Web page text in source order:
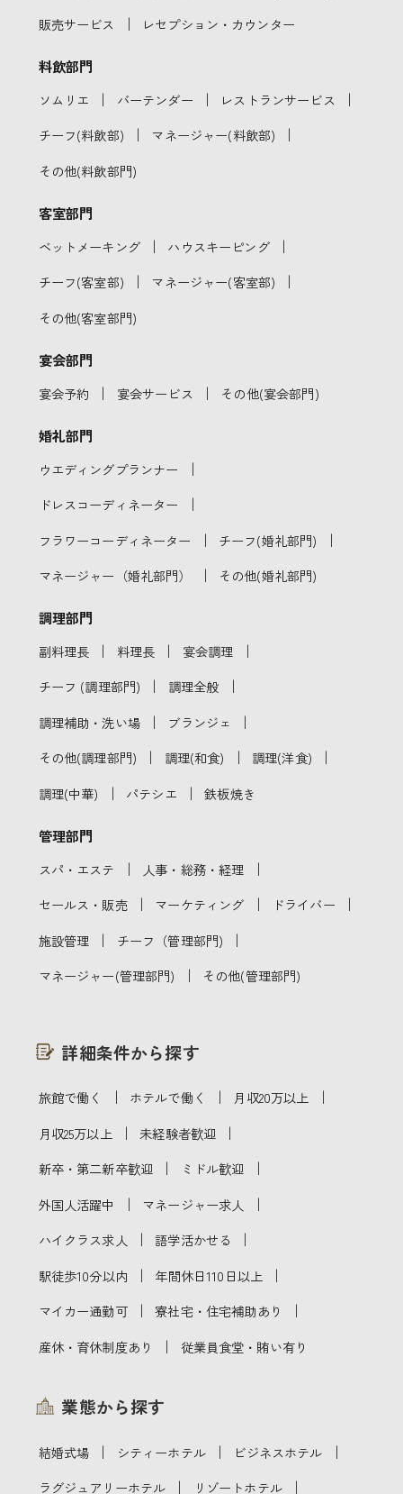
販売サービス ｜ レセプション・カウンター
料飲部門
ソムリエ ｜ バーテンダー ｜ レストランサービス ｜
チーフ(料飲部) ｜ マネージャー(料飲部) ｜
その他(料飲部門)
客室部門
ベットメーキング ｜ ハウスキーピング ｜
チーフ(客室部) ｜ マネージャー(客室部) ｜
その他(客室部門)
宴会部門
宴会予約 ｜ 宴会サービス ｜ その他(宴会部門)
婚礼部門
ウエディングプランナー ｜
ドレスコーディネーター ｜
フラワーコーディネーター ｜ チーフ(婚礼部門) ｜
マネージャー（婚礼部門） ｜ その他(婚礼部門)
調理部門
副料理長 ｜ 料理長 ｜ 宴会調理 ｜
チーフ (調理部門) ｜ 調理全般 ｜
調理補助・洗い場 ｜ ブランジェ ｜
その他(調理部門) ｜ 調理(和食) ｜ 調理(洋食) ｜
調理(中華) ｜ パテシエ ｜ 鉄板焼き
管理部門
スパ・エステ ｜ 人事・総務・経理 ｜
セールス・販売 ｜ マーケティング ｜ ドライバー ｜
施設管理 ｜ チーフ（管理部門) ｜
マネージャー(管理部門) ｜ その他(管理部門)
詳細条件から探す
旅館で働く ｜ ホテルで働く ｜ 月収20万以上 ｜
月収25万以上 ｜ 未経験者歓迎 ｜
新卒・第二新卒歓迎 ｜ ミドル歓迎 ｜
外国人活躍中 ｜ マネージャー求人 ｜
ハイクラス求人 ｜ 語学活かせる ｜
駅徒歩10分以内 ｜ 年間休日110日以上 ｜
マイカー通勤可 ｜ 寮社宅・住宅補助あり ｜
産休・育休制度あり ｜ 従業員食堂・賄い有り
業態から探す
結婚式場 ｜ シティーホテル ｜ ビジネスホテル ｜
ラグジュアリーホテル ｜ リゾートホテル ｜